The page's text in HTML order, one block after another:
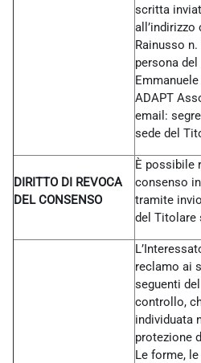
scritta
all’indirizzo
Rainusso
persona
ADAPT
email:
sede del
DIRITTO DI REVOCA
DEL CONSENSO
È possibile
consenso
tramite
del Titolare
reclamo ai
seguenti del
controllo,
individuata
protezione
Le forme,